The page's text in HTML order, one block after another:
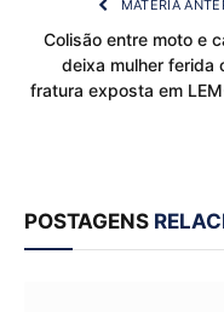
MATÉRIA
Colisão entre moto e
deixa mulher ferida
fratura exposta em
POSTAGENS